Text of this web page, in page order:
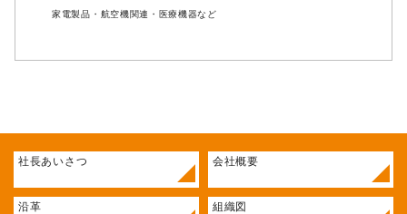
家電製品・航空機関連・医療機器など
社長あいさつ 会社概要
沿革 組織図